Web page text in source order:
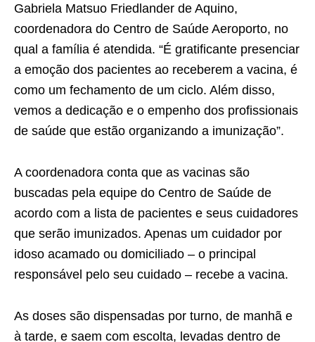
Gabriela Matsuo Friedlander de Aquino,
coordenadora do Centro de Saúde Aeroporto, no
qual a família é atendida. “É gratificante presenciar
a emoção dos pacientes ao receberem a vacina, é
como um fechamento de um ciclo. Além disso,
vemos a dedicação e o empenho dos profissionais
de saúde que estão organizando a imunização”.
A coordenadora conta que as vacinas são
buscadas pela equipe do Centro de Saúde de
acordo com a lista de pacientes e seus cuidadores
que serão imunizados. Apenas um cuidador por
idoso acamado ou domiciliado – o principal
responsável pelo seu cuidado – recebe a vacina.
As doses são dispensadas por turno, de manhã e
à tarde, e saem com escolta, levadas dentro de